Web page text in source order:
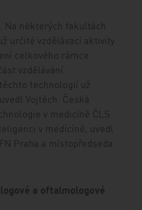
Na některých fakultách
určité vzdělávací aktivity
celkového rámce
vzdělávání.
technologií už
Vojtěch. Česká
v medicíně ČLS
v medicíně, uvedl
Praha a místopředseda
a oftalmologové